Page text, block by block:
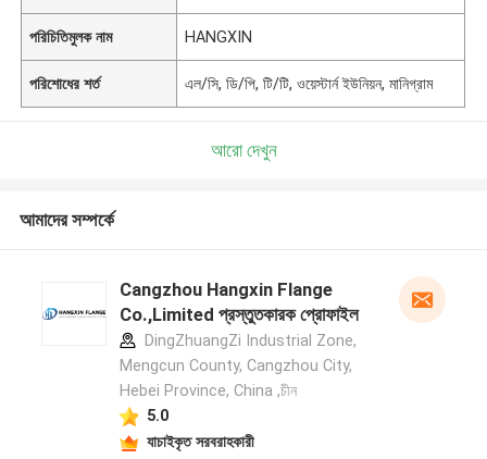
পরিচিতিমুলক নাম HANGXIN
পরিশোধের শর্ত এল/সি, ডি/পি, টি/টি, ওয়েস্টার্ন ইউনিয়ন, মানিগ্রাম
আরো দেখুন
আমাদের সম্পর্কে
Cangzhou Hangxin Flange
Co.,Limited প্রস্তুতকারক প্রোফাইল
DingZhuangZi Industrial Zone,
Mengcun County, Cangzhou City,
Hebei Province, China ,চীন
5.0
যাচাইকৃত সরবরাহকারী